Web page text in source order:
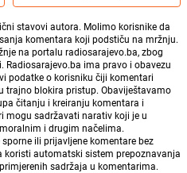
stavovi autora. Molimo korisnike da
komentara koji podstiču na mržnju.
na portalu radiosarajevo.ba, zbog
ima pravo i obavezu
podatke o korisniku čiji komentari
trajno blokira pristup. Obaviještavamo
čitanju i kreiranju komentara i
mogu sadržavati narativ koji je u
i drugim načelima.
ili prijavljene komentare bez
koristi automatski sistem prepoznavanja
sadržaja u komentarima.